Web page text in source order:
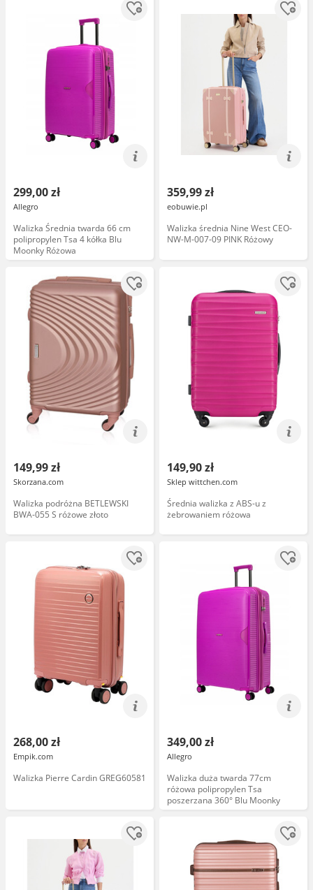
299,00 zł
Allegro
Walizka Średnia twarda 66 cm
polipropylen Tsa 4 kółka Blu
Moonky Różowa
359,99 zł
eobuwie.pl
Walizka średnia Nine West CEO-
NW-M-007-09 PINK Różowy
149,99 zł
Skorzana.com
Walizka podróżna BETLEWSKI
BWA-055 S różowe złoto
149,90 zł
Sklep wittchen.com
Średnia walizka z ABS-u z
żebrowaniem różowa
268,00 zł
Empik.com
Walizka Pierre Cardin GREG60581
349,00 zł
Allegro
Walizka duża twarda 77cm
różowa polipropylen Tsa
poszerzana 360° Blu Moonky